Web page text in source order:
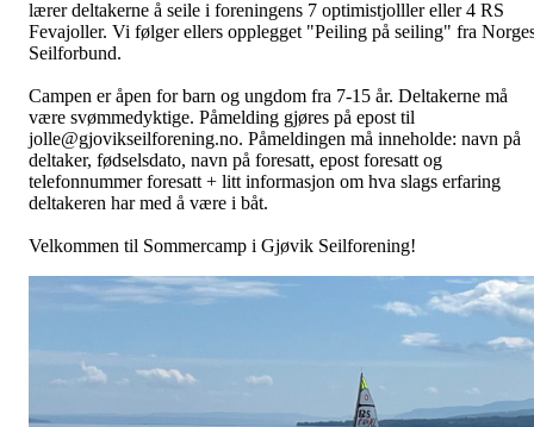
lærer deltakerne å seile i foreningens 7 optimistjolller eller 4 RS
Fevajoller. Vi følger ellers opplegget "Peiling på seiling" fra
Seilforbund.
Campen er åpen for barn og ungdom fra 7-15 år. Deltakerne må
være svømmedyktige. Påmelding gjøres på epost til
jolle@gjovikseilforening.no. Påmeldingen må inneholde: navn på
deltaker, fødselsdato, navn på foresatt, epost foresatt og
telefonnummer foresatt + litt informasjon om hva slags erfaring
deltakeren har med å være i båt.
Velkommen til Sommercamp i Gjøvik Seilforening!